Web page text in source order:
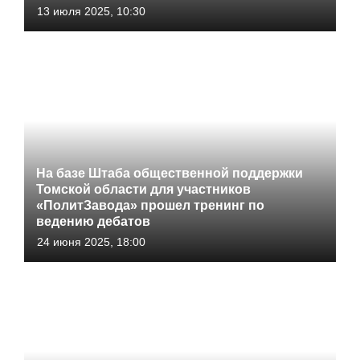
13 июля 2025, 10:30
На базе Штаба общественной поддержки
Томской области для участников
«ПолитЗавода» прошел тренинг по
ведению дебатов
24 июня 2025, 18:00